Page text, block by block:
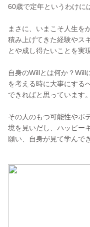
60歳で定年というわけに
まさに、いまこそ人生を
積み上げてきた経験やス
とや成し得たいことを実
自身のWillとは何か？Will
を考える時に大事にする
できればと思っています。
その人のもつ可能性やポ
境を見いだし、ハッピー
願い、自身が見て学んで